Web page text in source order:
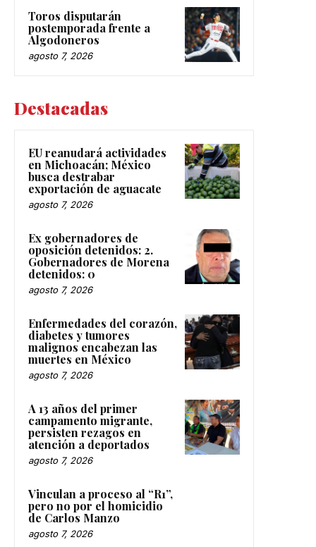
Toros disputarán
postemporada frente a
Algodoneros
agosto 7, 2026
Destacadas
EU reanudará actividades
en Michoacán; México
busca destrabar
exportación de aguacate
agosto 7, 2026
Ex gobernadores de
oposición detenidos: 2.
Gobernadores de Morena
detenidos: 0
agosto 7, 2026
Enfermedades del corazón,
diabetes y tumores
malignos encabezan las
muertes en México
agosto 7, 2026
A 13 años del primer
campamento migrante,
persisten rezagos en
atención a deportados
agosto 7, 2026
Vinculan a proceso al “R1”,
pero no por el homicidio
de Carlos Manzo
agosto 7, 2026